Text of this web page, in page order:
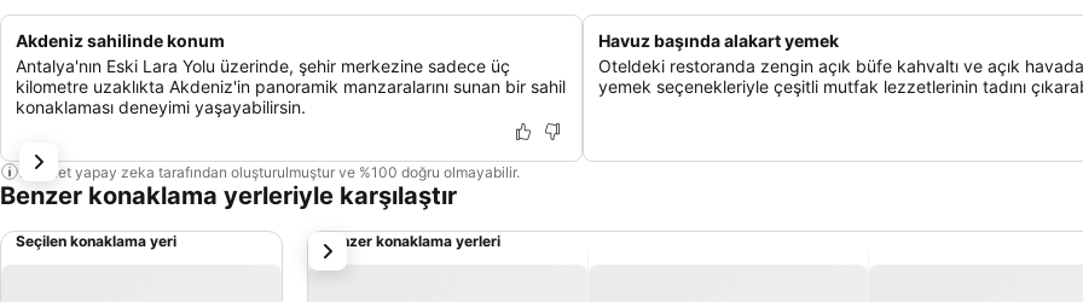
Akdeniz sahilinde konum
Antalya'nın Eski Lara Yolu üzerinde, şehir merkezine sadece üç
kilometre uzaklıkta Akdeniz'in panoramik manzaralarını sunan bir sahil
konaklaması deneyimi yaşayabilirsin.
Havuz başında alakart yemek
Oteldeki restoranda zengin açık büfe kahvaltı ve açık
yemek seçenekleriyle çeşitli mutfak lezzetlerinin tadını
Bu özet yapay zeka tarafından oluşturulmuştur ve %100 doğru olmayabilir.
Benzer konaklama yerleriyle karşılaştır
Seçilen konaklama yeri Benzer konaklama yerleri
sonraki